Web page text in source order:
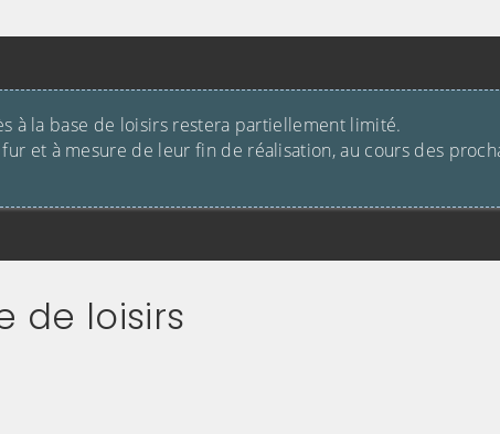
à la base de loisirs restera partiellement limité.
et à mesure de leur fin de réalisation, au cours des
de loisirs